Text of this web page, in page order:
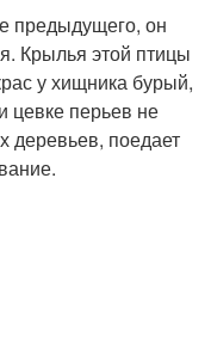
предыдущего, он
Крылья этой птицы
у хищника бурый,
цевке перьев не
деревьев, поедает